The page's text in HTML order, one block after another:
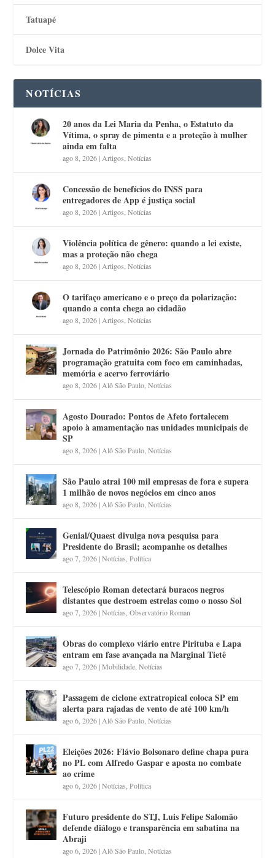
Tatuapé
Dolce Vita
NOTÍCIAS
20 anos da Lei Maria da Penha, o Estatuto da
Vítima, o spray de pimenta e a proteção à mulher
ainda em falta
ago 8, 2026| Artigos ,Notícias
Concessão de benefícios do INSS para
entregadores de App é justiça social
ago 8, 2026| Artigos ,Notícias
Violência política de gênero: quando a lei existe,
mas a proteção não chega
ago 8, 2026| Artigos ,Notícias
O tarifaço americano e o preço da polarização:
quando a conta chega ao cidadão
ago 8, 2026| Artigos ,Notícias
Jornada do Patrimônio 2026: São Paulo abre
programação gratuita com foco em caminhadas,
memória e acervo ferroviário
ago 8, 2026| Alô São Paulo ,Notícias
Agosto Dourado: Pontos de Afeto fortalecem
apoio à amamentação nas unidades municipais de
SP
ago 8, 2026| Alô São Paulo ,Notícias
São Paulo atrai 100 mil empresas de fora e supera
1 milhão de novos negócios em cinco anos
ago 8, 2026| Alô São Paulo ,Notícias
Genial/Quaest divulga nova pesquisa para
Presidente do Brasil; acompanhe os detalhes
ago 7, 2026|Notícias ,Política
Telescópio Roman detectará buracos negros
distantes que destroem estrelas como o nosso Sol
ago 7, 2026|Notícias ,Observatório Roman
Obras do complexo viário entre Pirituba e Lapa
entram em fase avançada na Marginal Tietê
ago 7, 2026|Mobilidade ,Notícias
Passagem de ciclone extratropical coloca SP em
alerta para rajadas de vento de até 100 km/h
ago 6, 2026| Alô São Paulo ,Notícias
Eleições 2026: Flávio Bolsonaro define chapa pura
no PL com Alfredo Gaspar e aposta no combate
ao crime
ago 6, 2026|Notícias ,Política
Futuro presidente do STJ, Luis Felipe Salomão
defende diálogo e transparência em sabatina na
Abraji
ago 6, 2026| Alô São Paulo ,Notícias